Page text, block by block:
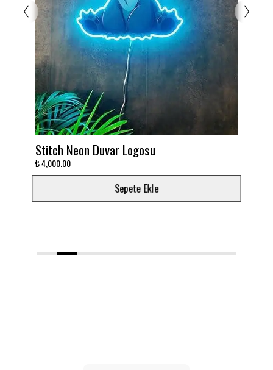
Stitch Neon Duvar Logosu
₺ 4,000.00
Sepete Ekle
1 2 3 4 5 6 7 8 9 10